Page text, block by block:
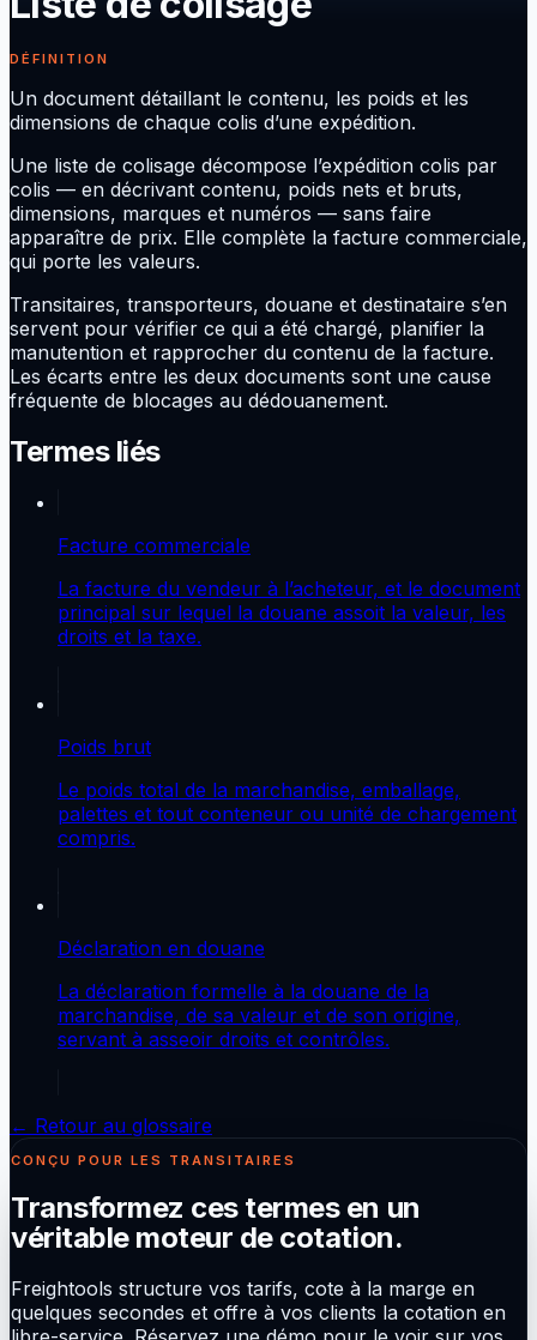
DÉFINITION
Un document détaillant le contenu, les poids et les
dimensions de chaque colis d’une expédition.
Une liste de colisage décompose l’expédition colis par
colis — en décrivant contenu, poids nets et bruts,
dimensions, marques et numéros — sans faire
apparaître de prix. Elle complète la facture commerciale,
qui porte les valeurs.
Transitaires, transporteurs, douane et destinataire s’en
servent pour vérifier ce qui a été chargé, planifier la
manutention et rapprocher du contenu de la facture.
Les écarts entre les deux documents sont une cause
fréquente de blocages au dédouanement.
Termes liés
Facture commerciale
La facture du vendeur à l’acheteur, et le document
principal sur lequel la douane assoit la valeur, les
droits et la taxe.
Poids brut
Le poids total de la marchandise, emballage,
palettes et tout conteneur ou unité de chargement
compris.
Déclaration en douane
La déclaration formelle à la douane de la
marchandise, de sa valeur et de son origine,
servant à asseoir droits et contrôles.
← Retour au glossaire
CONÇU POUR LES TRANSITAIRES
Transformez ces termes en un
véritable moteur de cotation.
Freightools structure vos tarifs, cote à la marge en
quelques secondes et offre à vos clients la cotation en